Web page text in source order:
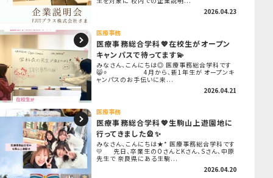
2026.04.23
医療事務
医療事務総合学科💖在校生がオープン
キャンパスで待ってます💫
みなさん、こんにちは◎ 医療事務総合学科です
😸⭐ 4月から、新1年生が オープンキ
ャンパスのお手伝いに来...
2026.04.21
医療事務
医療事務総合学科💖生駒山上遊園地に
行ってきました🎡✨
みなさん、こんにちは★* 医療事務総合学科です
💛 先日、卒業生のOさんとKさん、Sさん、中原
先生で 奈良県にある生駒...
2026.04.20